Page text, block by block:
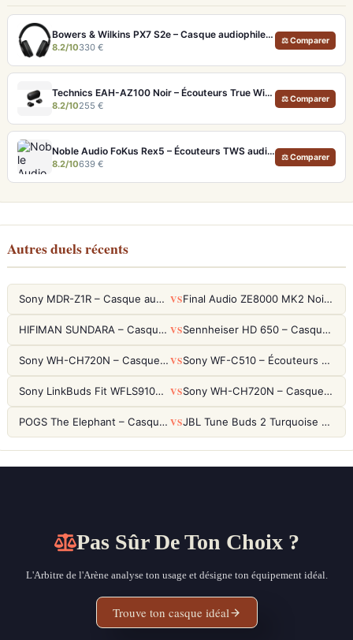
Bowers & Wilkins PX7 S2e – Casque audiophile sans fil ANC 30h
8.2/10330 €
⚖ Comparer
Technics EAH-AZ100 Noir – Écouteurs True Wireless audiophiles avec drivers MFD et autonomie 29h
8.2/10255 €
⚖ Comparer
Noble Audio FoKus Rex5 – Écouteurs TWS audiophiles tribrides
8.2/10639 €
⚖ Comparer
Autres duels récents
Sony MDR-Z1R – Casque audiophile fermé haute résolution VS Final Audio ZE8000 MK2 Noir – Écouteurs True Wireless audiophiles 8K Sound
HIFIMAN SUNDARA – Casque Planar Magnetic Ouvert Over-Ear Audiophile VS Sennheiser HD 650 – Casque audiophile ouvert pour l'écoute analytique
Sony WH-CH720N – Casque ANC 35h, Ultra-léger (192g) avec Processeur V1 VS Sony WF-C510 – Écouteurs True Wireless compacts, autonomie 22h et multipoint
Sony LinkBuds Fit WFLS910NW Blanc – Écouteurs Sport Ailes ANC VS Sony WH-CH720N – Casque ANC 35h, Ultra-léger (192g) avec Processeur V1
POGS The Elephant – Casque Filaire Enfants 85dB POGS-Safe™ (Éco-Responsable) VS JBL Tune Buds 2 Turquoise – Écouteurs True Wireless avec ANC et autonomie 48h
Pas Sûr De Ton Choix ?
L'Arbitre de l'Arène analyse ton usage et désigne ton équipement idéal.
Trouve ton casque idéal